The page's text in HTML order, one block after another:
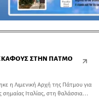
ΣΤΗΝ ΠΆΤΜΟ
η Λιμενική Αρχή της Πάτμου για
Ιταλίας, στη θαλάσσια